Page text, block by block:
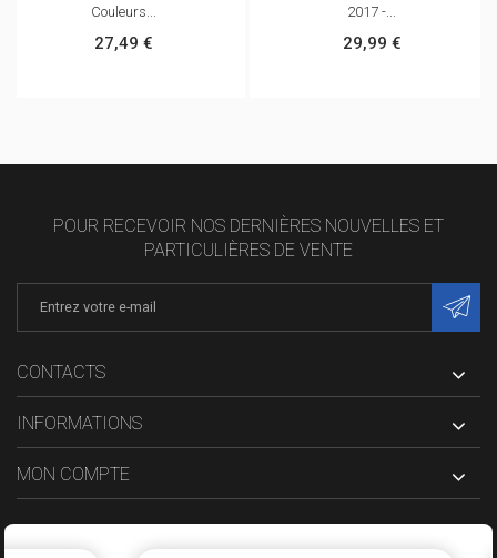
Couleurs...
27,49 €
2017 -...
29,99 €
POUR RECEVOIR NOS DERNIÈRES NOUVELLES ET
PARTICULIÈRES DE VENTE
CONTACTS
INFORMATIONS
MON COMPTE